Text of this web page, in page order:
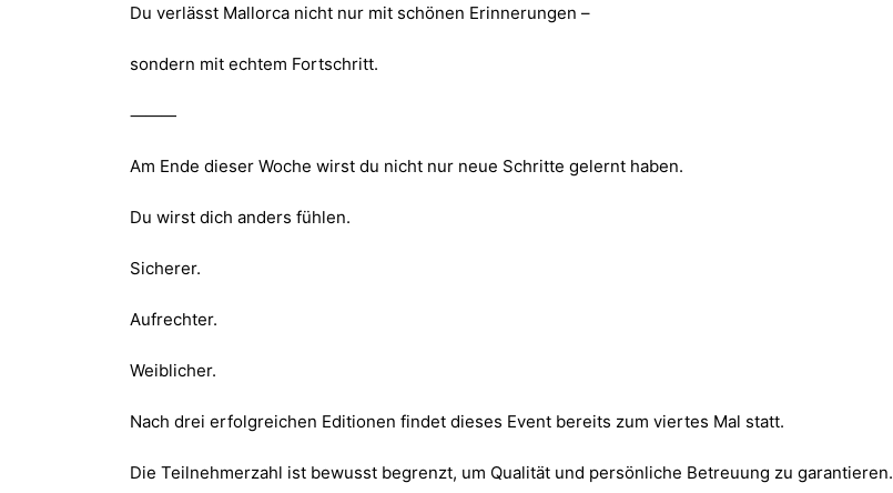
Du verlässt Mallorca nicht nur mit schönen Erinnerungen –
sondern mit echtem Fortschritt.
⸻
Am Ende dieser Woche wirst du nicht nur neue Schritte gelernt haben.
Du wirst dich anders fühlen.
Sicherer.
Aufrechter.
Weiblicher.
Nach drei erfolgreichen Editionen findet dieses Event bereits zum viertes Mal statt.
Die Teilnehmerzahl ist bewusst begrenzt, um Qualität und persönliche Betreuung zu garantieren.